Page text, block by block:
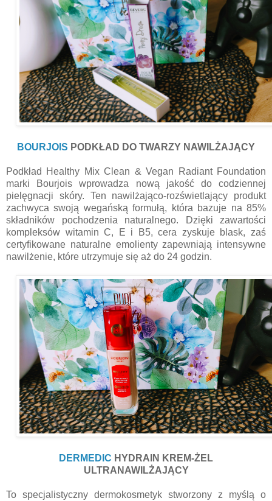
BOURJOIS PODKŁAD DO TWARZY NAWILŻAJĄCY
Podkład Healthy Mix Clean & Vegan Radiant Foundation
marki Bourjois wprowadza nową jakość do codziennej
pielęgnacji skóry. Ten nawilżająco-rozświetlający produkt
zachwyca swoją wegańską formułą, która bazuje na 85%
składników pochodzenia naturalnego. Dzięki zawartości
kompleksów witamin C, E i B5, cera zyskuje blask, zaś
certyfikowane naturalne emolienty zapewniają intensywne
nawilżenie, które utrzymuje się aż do 24 godzin.
DERMEDIC HYDRAIN KREM-ŻEL
ULTRANAWILŻAJĄCY
To specjalistyczny dermokosmetyk stworzony z myślą o